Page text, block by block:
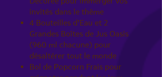
invités dans le thème
4 Bouteilles d’Eau et 2
Grandes Boîtes de Jus Oasis
(960 ml chacune) pour
désaltérer tout le monde
Bol de Popcorn Frais pour